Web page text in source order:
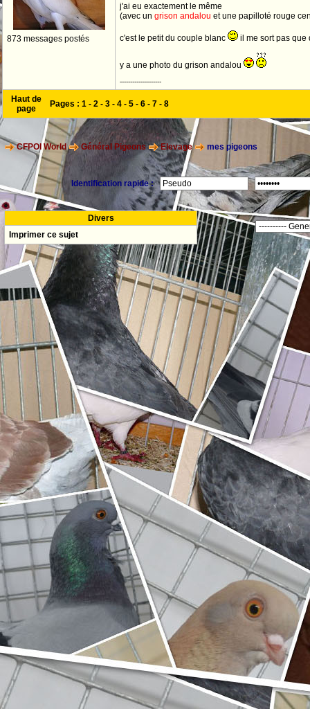
873 messages postés
j'ai eu exactement le même
(avec un grison andalou et une papilloté rouge
c'est le petit du couple blanc il me sort pas
y a une photo du grison andalou
--------------------
Haut de
page
Pages : 1 - 2 - 3 - 4 - 5 - 6 - 7 - 8
CFPOI World Général Pigeons Elevage mes pigeons
Identification rapide :
Divers
Imprimer ce sujet